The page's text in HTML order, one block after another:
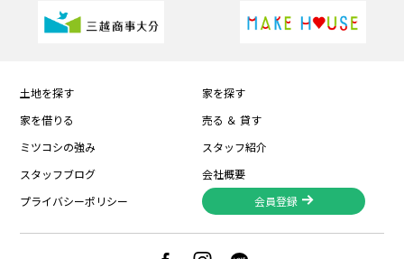
土地を探す
家を探す
家を借りる
売る ＆ 貸す
ミツコシの強み
スタッフ紹介
スタッフブログ
会社概要
プライバシーポリシー
会員登録